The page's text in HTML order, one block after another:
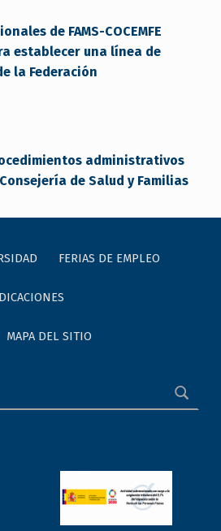
de FAMS-COCEMFE
establecer una línea de
la Federación
administrativos
de Salud y Familias
FERIAS DE EMPLEO
MAPA DEL SITIO